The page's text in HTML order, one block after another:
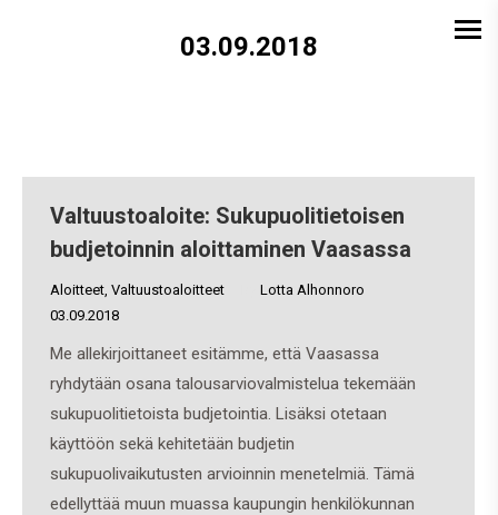
03.09.2018
Valtuustoaloite: Sukupuolitietoisen
budjetoinnin aloittaminen Vaasassa
Aloitteet, Valtuustoaloitteet
Lotta Alhonnoro
03.09.2018
Me allekirjoittaneet esitämme, että Vaasassa
ryhdytään osana talousarviovalmistelua tekemään
sukupuolitietoista budjetointia. Lisäksi otetaan
käyttöön sekä kehitetään budjetin
sukupuolivaikutusten arvioinnin menetelmiä. Tämä
edellyttää muun muassa kaupungin henkilökunnan